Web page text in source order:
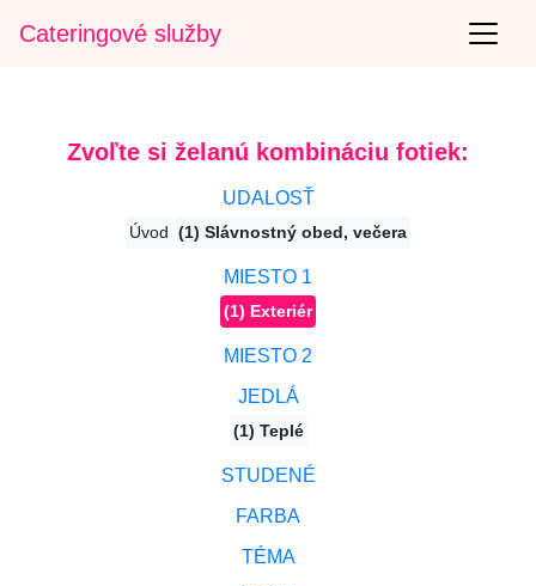
Cateringové služby
Zvoľte si želanú kombináciu fotiek:
UDALOSŤ
Úvod (1) Slávnostný obed, večera
MIESTO 1
(1) Exteriér
MIESTO 2
JEDLÁ
(1) Teplé
STUDENÉ
FARBA
TÉMA